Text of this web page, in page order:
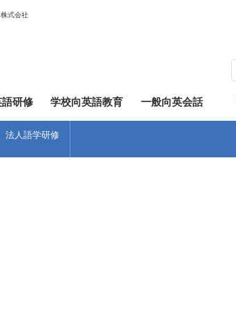
式会社
研修 学校向英語教育 一般向英会話
法人語学研修